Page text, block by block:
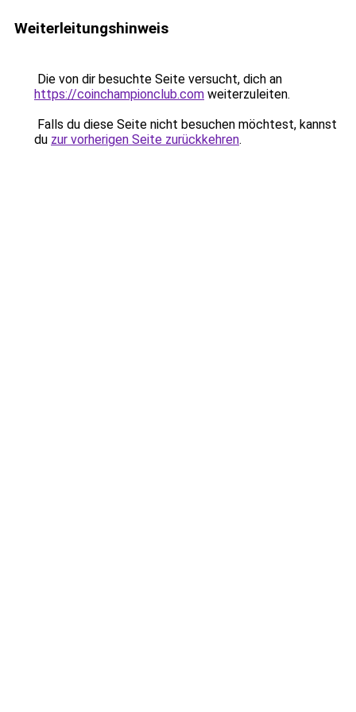
Weiterleitungshinweis
Die von dir besuchte Seite versucht, dich an
https://coinchampionclub.com weiterzuleiten.
Falls du diese Seite nicht besuchen möchtest, kannst
du zur vorherigen Seite zurückkehren.